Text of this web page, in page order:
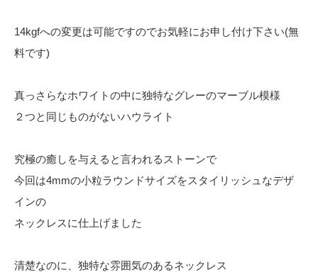
14kgfへの変更は可能ですのでお気軽にお申し付け下さい(無
料です)
真っさらなホワイトの中に独特なグレーのマーブル模様
２つと同じものがないハウライト
究極の癒しを与えると言われるストーンで
今回は4mmの小粒ラウンドサイズをスタイリッシュなデザ
インの
ネックレスに仕上げました
清楚なのに、独特な雰囲気のあるネックレス